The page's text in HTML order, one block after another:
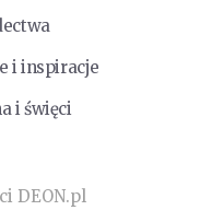
i inspiracje
i święci
DEON.pl